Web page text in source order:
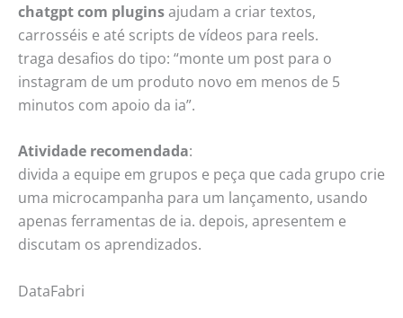
chatgpt com pluginsajudam a criar textos,
carrosséis e até scripts de vídeos para reels.
traga desafios do tipo: “monte um post para o
instagram de um produto novo em menos de 5
minutos com apoio da ia”.
Atividade recomendada:
divida a equipe em grupos e peça que cada grupo crie
uma microcampanha para um lançamento, usando
apenas ferramentas de ia. depois, apresentem e
discutam os aprendizados.
DataFabri